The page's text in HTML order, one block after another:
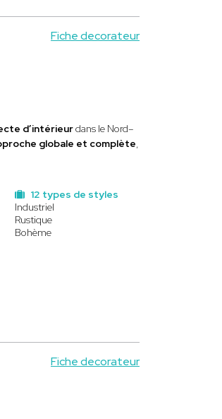
Fiche decorateur
d’intérieurdans le Nord–
globale et complète,
12 types de styles
Industriel
Rustique
Bohème
Fiche decorateur